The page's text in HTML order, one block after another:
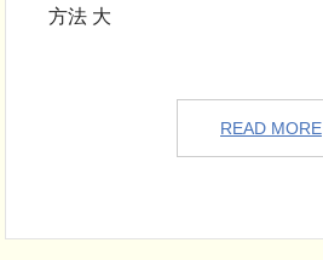
方法 大
READ MORE